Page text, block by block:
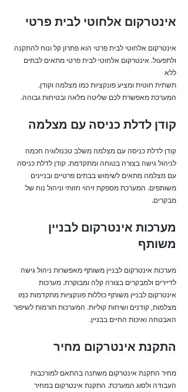
אינטרקום אלחוטי לבית פרטי
אינטרקום אלחוטי לבית פרטי הוא פתרון קל ונוח להתקנה
ולתפעול. אינטרקום אלחוטי לבית פרטי מתאים לבתים
ללא
תשתית חוטית ומציע פונקציות כמו מצלמה וקודן.
המערכת מאפשרת לכם שליטה מלאה ובטיחות גבוהה.
קודן לדלת כניסה עם מצלמה
קודן לדלת כניסה עם מצלמה משלב טכנולוגיה חכמה
לניהול גישה בצורה בטוחה ומתקדמת. קודן לדלת כניסה
עם מצלמה מתאים לשימוש בבתים פרטיים ובניינים
משותפים. המערכת מספקת זיהוי חזותי וניהול נוח של
מבקרים.
מערכות אינטרקום לבניין
משותף
מערכות אינטרקום לבניין משותף מאפשרות ניהול גישה
לדיירים ולמבקרים בצורה קלה ומבוקרת. מערכות
אינטרקום לבניין משותף כוללות פונקציות מתקדמות כמו
מצלמות, קודנים ושיחות קוליות. המערכות תורמות לשיפור
האבטחה ואיכות החיים בבניין.
התקנת אינטרקום מחיר
מחיר התקנת אינטרקום משתנה בהתאם למורכבות
העבודה ולסוג המערכת. התקנת אינטרקום במחיר